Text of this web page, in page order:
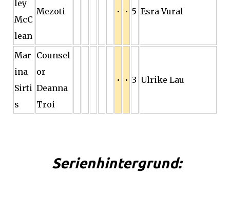
ley
McC
lean
Mezoti • • 5 Esra Vural
Mar
ina
Sirti
s
Counsel
or
Deanna
Troi
• • 3 Ulrike Lau
Serienhintergrund: